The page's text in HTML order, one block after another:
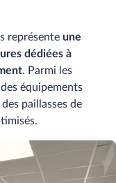
représente une
dédiées à
. Parmi les
équipements
paillasses de